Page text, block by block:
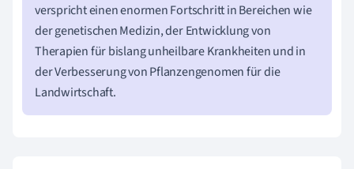
verspricht einen enormen Fortschritt in Bereichen wie
der genetischen Medizin, der Entwicklung von
Therapien für bislang unheilbare Krankheiten und in
der Verbesserung von Pflanzengenomen für die
Landwirtschaft.